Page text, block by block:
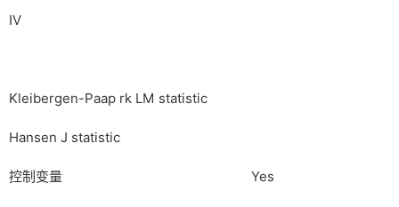
IV
Kleibergen-Paap rk LM statistic
Hansen J statistic
控制变量 Yes